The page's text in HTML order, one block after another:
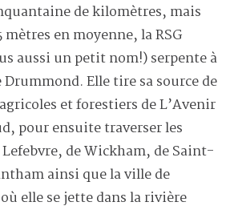
de kilomètres, mais
mètres en moyenne, la RSG
aussi un petit nom!) serpente à
Drummond. Elle tire sa source de
et forestiers de L’Avenir
pour ensuite traverser les
de Wickham, de Saint-
ainsi que la ville de
elle se jette dans la rivière